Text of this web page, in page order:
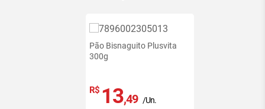
Pão Bisnaguito Plusvita
300g
R$ 13,49 /Un.